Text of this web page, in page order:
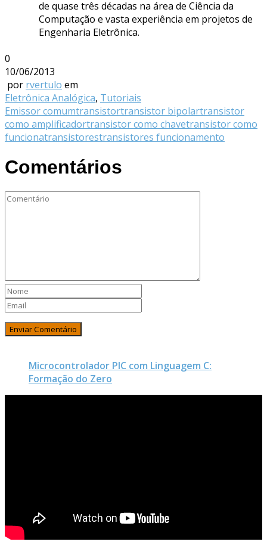
de quase três décadas na área de Ciência da
Computação e vasta experiência em projetos de
Engenharia Eletrônica.
0
10/06/2013
por rvertulo em
Eletrônica Analógica, Tutoriais
Emissor comumtransistortransistor bipolartransistor
como amplificadortransistor como chavetransistor como
funcionatransistorestransistores funcionamento
Comentários
Microcontrolador PIC com Linguagem C:
Formação do Zero